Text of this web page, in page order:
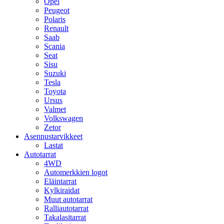
Peugeot
Polaris
Renault
Saab
Scania
Seat
Sisu
Suzuki
Tesla
Toyota
Ursus
Valmet
Volkswagen
Zetor
Asennustarvikkeet
Lastat
Autotarrat
4WD
Automerkkien logot
Eläintarrat
Kylkiraidat
Muut autotarrat
Ralliautotarrat
Takalasitarrat